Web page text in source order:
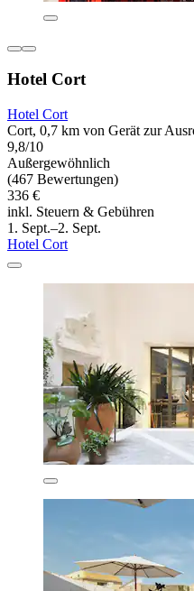
Hotel Cort
Hotel Cort
Cort, 0,7 km von Gerät zur
9,8/10
Außergewöhnlich
(467 Bewertungen)
336 €
inkl. Steuern & Gebühren
1. Sept.–2. Sept.
Hotel Cort